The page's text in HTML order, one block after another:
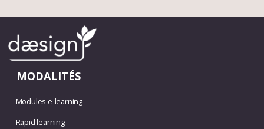
MODALITÉS
Modules e-learning
Rapid learning